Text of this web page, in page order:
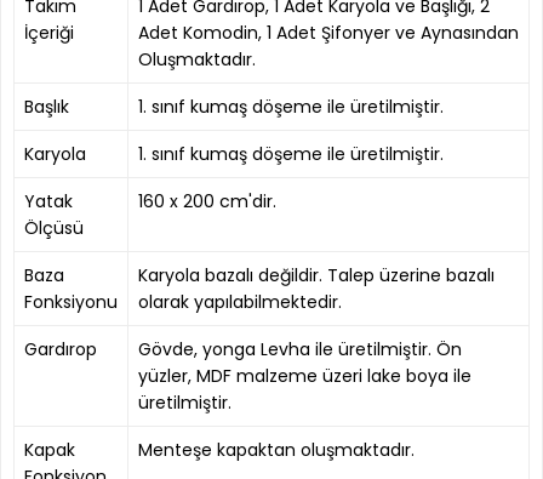
Takım
İçeriği
1 Adet Gardırop, 1 Adet Karyola ve Başlığı, 2
Adet Komodin, 1 Adet Şifonyer ve Aynasından
Oluşmaktadır.
Başlık
1. sınıf kumaş döşeme ile üretilmiştir.
Karyola
1. sınıf kumaş döşeme ile üretilmiştir.
Yatak
Ölçüsü
160 x 200 cm'dir.
Baza
Fonksiyonu
Karyola bazalı değildir. Talep üzerine bazalı
olarak yapılabilmektedir.
Gardırop
Gövde, yonga Levha ile üretilmiştir. Ön
yüzler, MDF malzeme üzeri lake boya ile
üretilmiştir.
Kapak
Menteşe kapaktan oluşmaktadır.